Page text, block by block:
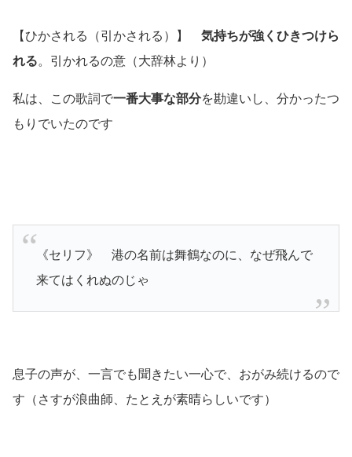
【ひかされる（引かされる）】 気持ちが強くひきつけら
れる。引かれるの意 （大辞林より）
私は、この歌詞で一番大事な部分を勘違いし、分かったつ
もりでいたのです
《セリフ》 港の名前は舞鶴なのに、なぜ飛んで
来てはくれぬのじゃ
息子の声が、一言でも聞きたい一心で、おがみ続けるので
す （さすが浪曲師、たとえが素晴らしいです）